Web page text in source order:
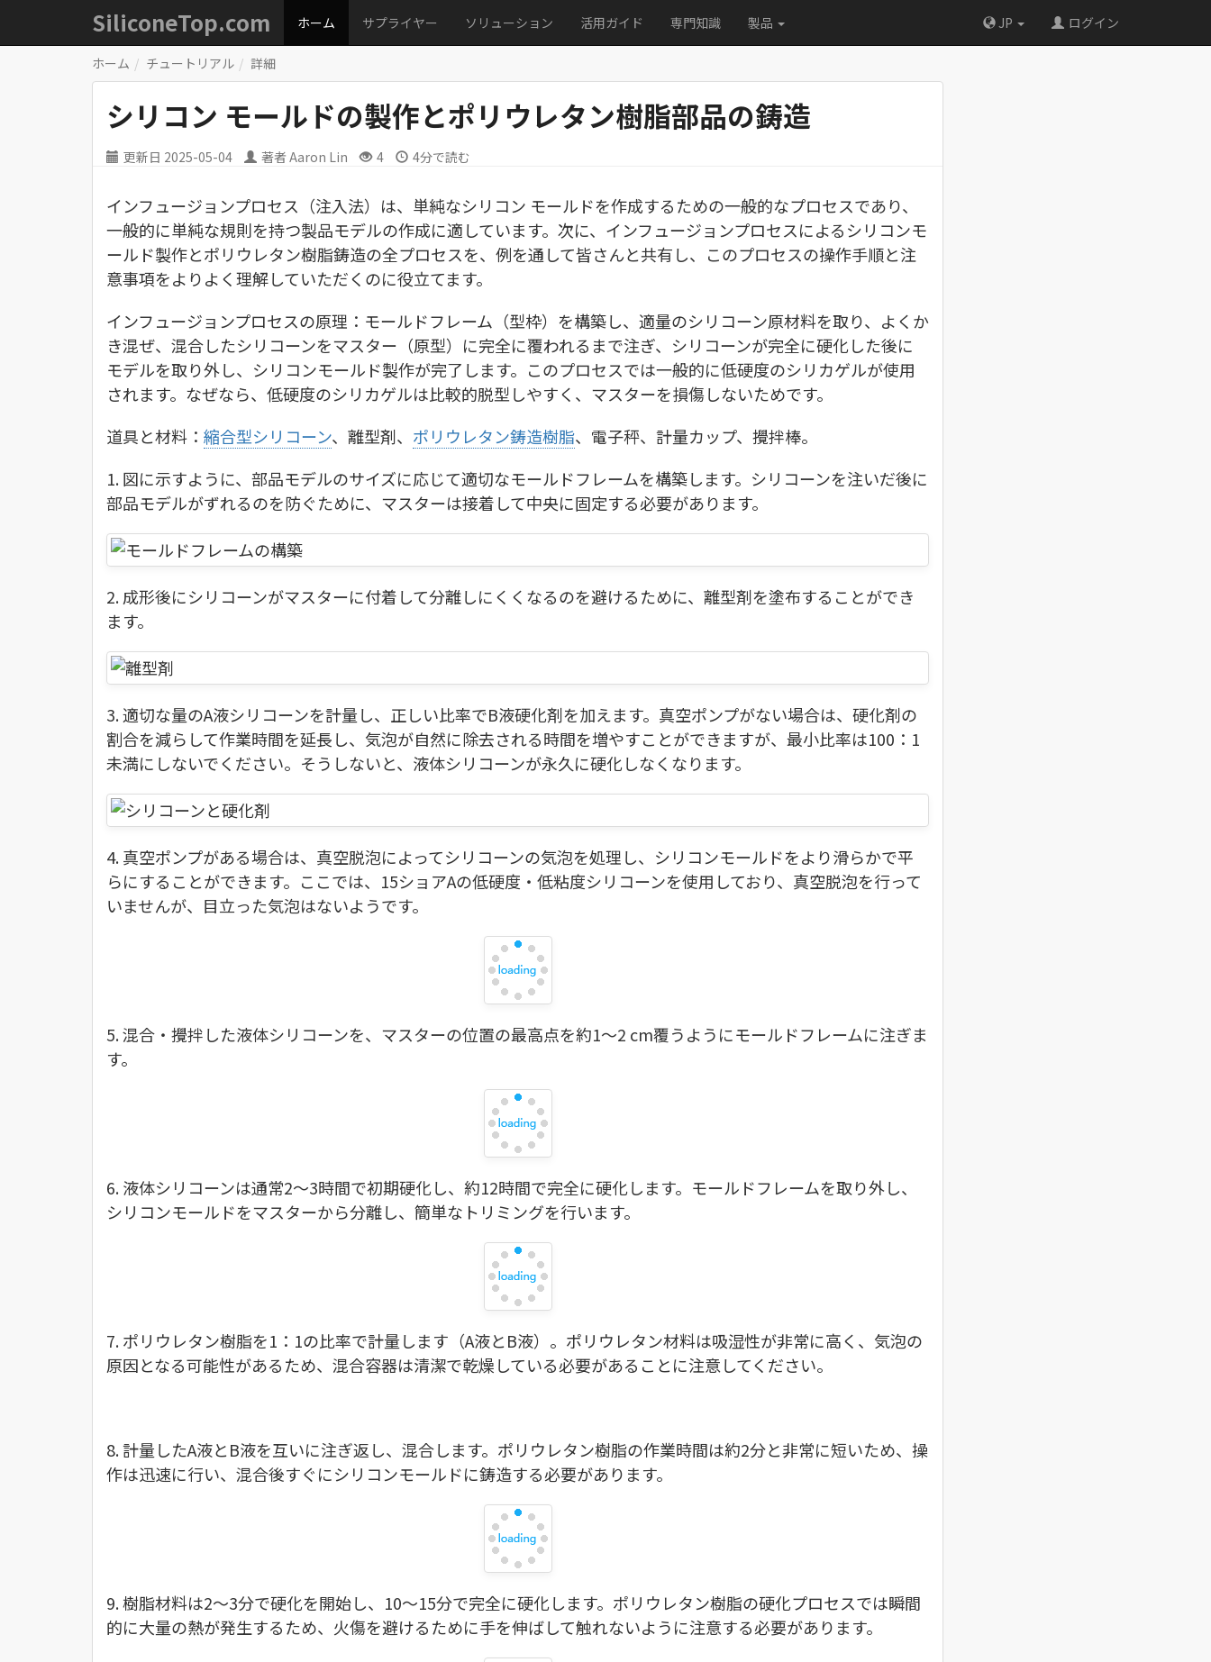
SiliconeTop.com ホーム サプライヤー ソリューション 活用ガイド 専門知識 製品 JP ログイン
ホーム チュートリアル 詳細
シリコン モールドの製作とポリウレタン樹脂部品の鋳造
更新日 2025-05-04 著者 Aaron Lin 4 4分で読む
インフュージョンプロセス（注入法）は、単純なシリコン モールドを作成するための一般的なプロセスであり、
一般的に単純な規則を持つ製品モデルの作成に適しています。次に、インフュージョンプロセスによるシリコンモ
ールド製作とポリウレタン樹脂鋳造の全プロセスを、例を通して皆さんと共有し、このプロセスの操作手順と注
意事項をよりよく理解していただくのに役立てます。
インフュージョンプロセスの原理：モールドフレーム（型枠）を構築し、適量のシリコーン原材料を取り、よくか
き混ぜ、混合したシリコーンをマスター（原型）に完全に覆われるまで注ぎ、シリコーンが完全に硬化した後に
モデルを取り外し、シリコンモールド製作が完了します。このプロセスでは一般的に低硬度のシリカゲルが使用
されます。なぜなら、低硬度のシリカゲルは比較的脱型しやすく、マスターを損傷しないためです。
道具と材料： 縮合型シリコーン、離型剤、 ポリウレタン鋳造樹脂、電子秤、計量カップ、攪拌棒。
1. 図に示すように、部品モデルのサイズに応じて適切なモールドフレームを構築します。シリコーンを注いだ後に
部品モデルがずれるのを防ぐために、マスターは接着して中央に固定する必要があります。
2. 成形後にシリコーンがマスターに付着して分離しにくくなるのを避けるために、離型剤を塗布することができ
ます。
3. 適切な量のA液シリコーンを計量し、正しい比率でB液硬化剤を加えます。真空ポンプがない場合は、硬化剤の
割合を減らして作業時間を延長し、気泡が自然に除去される時間を増やすことができますが、最小比率は100：1
未満にしないでください。そうしないと、液体シリコーンが永久に硬化しなくなります。
4. 真空ポンプがある場合は、真空脱泡によってシリコーンの気泡を処理し、シリコンモールドをより滑らかで平
らにすることができます。ここでは、15ショアAの低硬度・低粘度シリコーンを使用しており、真空脱泡を行って
いませんが、目立った気泡はないようです。
5. 混合・攪拌した液体シリコーンを、マスターの位置の最高点を約1〜2 cm覆うようにモールドフレームに注ぎま
す。
6. 液体シリコーンは通常2〜3時間で初期硬化し、約12時間で完全に硬化します。モールドフレームを取り外し、
シリコンモールドをマスターから分離し、簡単なトリミングを行います。
7. ポリウレタン樹脂を1：1の比率で計量します（A液とB液）。ポリウレタン材料は吸湿性が非常に高く、気泡の
原因となる可能性があるため、混合容器は清潔で乾燥している必要があることに注意してください。
8. 計量したA液とB液を互いに注ぎ返し、混合します。ポリウレタン樹脂の作業時間は約2分と非常に短いため、操
作は迅速に行い、混合後すぐにシリコンモールドに鋳造する必要があります。
9. 樹脂材料は2〜3分で硬化を開始し、10〜15分で完全に硬化します。ポリウレタン樹脂の硬化プロセスでは瞬間
的に大量の熱が発生するため、火傷を避けるために手を伸ばして触れないように注意する必要があります。